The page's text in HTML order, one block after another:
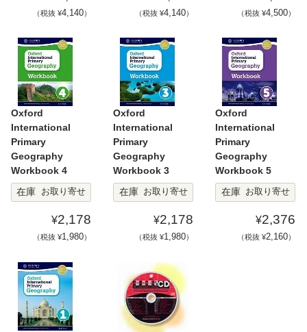
（税抜 ¥4,140） （税抜 ¥4,140） （税抜 ¥4,500）
Oxford
International
Primary
Geography
Workbook 4
在庫
お取り寄せ
¥2,178
（税抜 ¥1,980）
Oxford
International
Primary
Geography
Workbook 3
在庫
お取り寄せ
¥2,178
（税抜 ¥1,980）
Oxford
International
Primary
Geography
Workbook 5
在庫
お取り寄せ
¥2,376
（税抜 ¥2,160）